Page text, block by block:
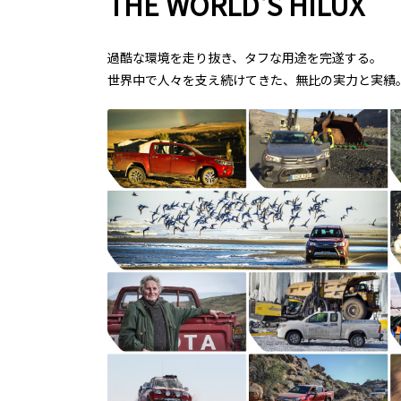
過酷な環境を走り抜き、タフな用途を完遂する。
世界中で人々を支え続けてきた、無比の実力と実績